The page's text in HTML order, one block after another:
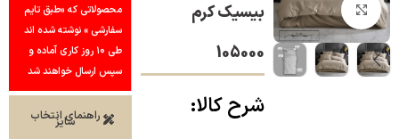
بزرگنمایی تصویر بیسیک کرم
105000
شرح کالا:
محصولاتی که «طبق تایم
سفارشی » نوشته شده اند
طی ۱۰ روز کاری آماده و
سپس ارسال خواهند شد
راهنمای انتخاب
سایز